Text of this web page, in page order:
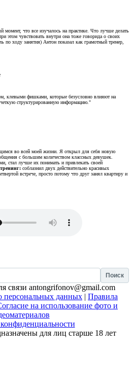
момент, что все изучалось на практике. Что лучше делать
этом чувствовать внутри она тоже говорида о своих
ходу занятия) Антон показал как грамотный тренер,
клевыми фишками, которые безусловно влияют на
структурированную информацию."
во всей моей жизни. Я открыл для себя новую
с большим количеством классных девушек.
стал лучше их понимать и привлекать своей
соблазнил двух действительно красивых
встрече, просто потому что друг занял квартиру и
связи antongrifonov@gmail.com
персональных данных | Правила
на использование фото и
для лиц старше 18 лет